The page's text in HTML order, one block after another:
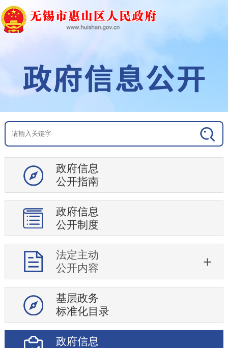
政府信息
公开指南
政府信息
公开制度
法定主动
公开内容
基层政务
标准化目录
政府信息